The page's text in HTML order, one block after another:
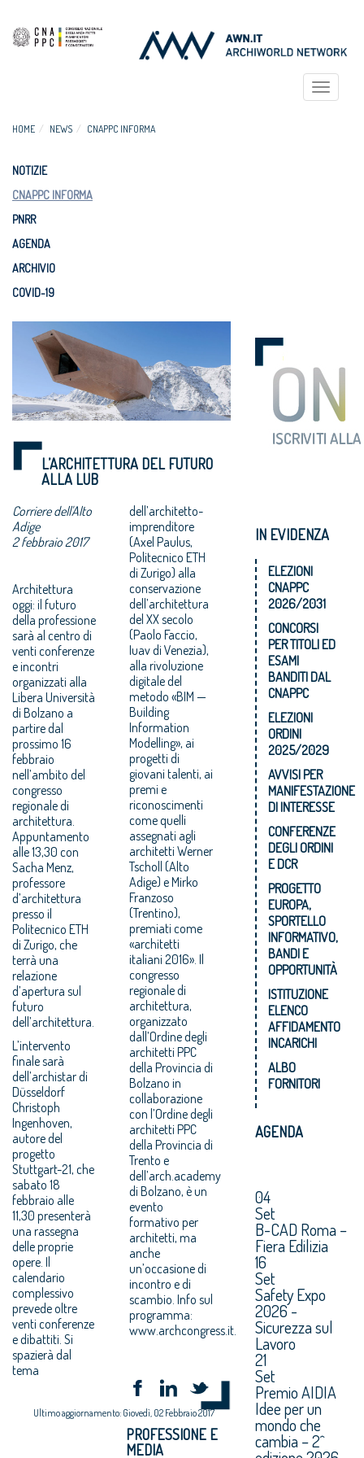
Toggle
HOME NEWS CNAPPC INFORMA
NOTIZIE
CNAPPC INFORMA
PNRR
AGENDA
ARCHIVIO
COVID-19
L’ARCHITETTURA DEL FUTURO
ALLA LUB
Corriere dell'Alto
Adige
2 febbraio 2017
Architettura
oggi: il futuro
della professione
sarà al centro di
venti conferenze
e incontri
organizzati alla
Libera Università
di Bolzano a
partire dal
prossimo 16
febbraio
nell’ambito del
congresso
regionale di
architettura.
Appuntamento
alle 13,30 con
Sacha Menz,
professore
d’architettura
presso il
Politecnico ETH
di Zurigo, che
terrà una
relazione
d’apertura sul
futuro
dell’architettura.
L’intervento
finale sarà
dell’archistar di
Düsseldorf
Christoph
Ingenhoven,
autore del
progetto
Stuttgart-21, che
sabato 18
febbraio alle
11,30 presenterà
una rassegna
delle proprie
opere. Il
calendario
complessivo
prevede oltre
venti conferenze
e dibattiti. Si
spazierà dal
tema
dell’architetto-
imprenditore
(Axel Paulus,
Politecnico ETH
di Zurigo) alla
conservazione
dell’architettura
del XX secolo
(Paolo Faccio,
Iuav di Venezia),
alla rivoluzione
digitale del
metodo «BIM —
Building
Information
Modelling», ai
progetti di
giovani talenti, ai
premi e
riconoscimenti
come quelli
assegnati agli
architetti Werner
Tscholl (Alto
Adige) e Mirko
Franzoso
(Trentino),
premiati come
«architetti
italiani 2016». Il
congresso
regionale di
architettura,
organizzato
dall’Ordine degli
architetti PPC
della Provincia di
Bolzano in
collaborazione
con l’Ordine degli
architetti PPC
della Provincia di
Trento e
dell’arch.academy
di Bolzano, è un
evento
formativo per
architetti, ma
anche
un’occasione di
incontro e di
scambio. Info sul
programma:
www.archcongress.it.
Ultimo aggiornamento: Giovedì, 02 Febbraio 2017
PROFESSIONE E
MEDIA
IN EVIDENZA
ELEZIONI
CNAPPC
2026/2031
CONCORSI
PER TITOLI ED
ESAMI
BANDITI DAL
CNAPPC
ELEZIONI
ORDINI
2025/2029
AVVISI PER
MANIFESTAZIONE
DI INTERESSE
CONFERENZE
DEGLI ORDINI
E DCR
PROGETTO
EUROPA,
SPORTELLO
INFORMATIVO,
BANDI E
OPPORTUNITÀ
ISTITUZIONE
ELENCO
AFFIDAMENTO
INCARICHI
ALBO
FORNITORI
AGENDA
04
Set
B-CAD Roma –
Fiera Edilizia
16
Set
Safety Expo
2026 -
Sicurezza sul
Lavoro
21
Set
Premio AIDIA
Idee per un
mondo che
cambia – 2^